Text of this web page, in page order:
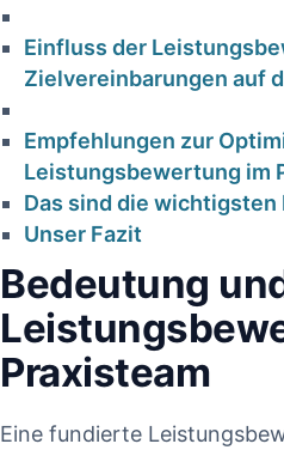
Einfluss der
Zielvereinbarungen auf
Empfehlungen zur
Leistungsbewertung im
Das sind die
Unser Fazit
Bedeutung
Praxisteam
Eine fundierte